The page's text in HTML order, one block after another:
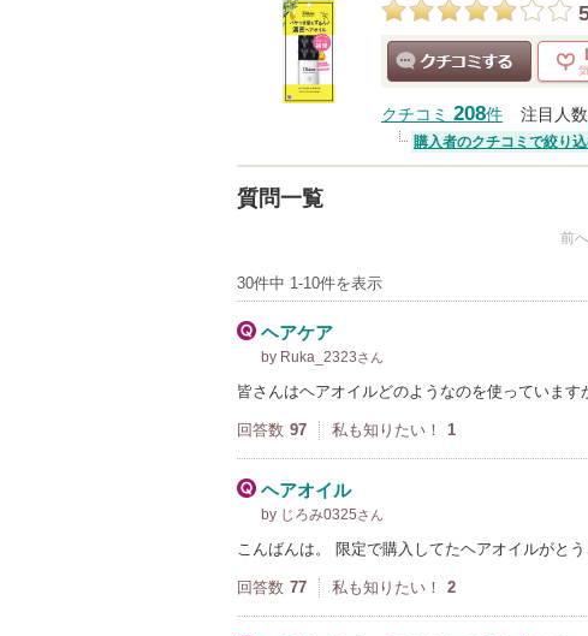
クチコミ 208件 注目人数
購入者のクチコミで絞り
質問一覧
前へ
30件中 1-10件を表示
ヘアケア
by Ruka_2323さん
皆さんはヘアオイルどのようなのを使っていま
回答数 97 私も知りたい！ 1
ヘアオイル
by じろみ0325さん
こんばんは。 限定で購入してたヘアオイルがと
回答数 77 私も知りたい！ 2